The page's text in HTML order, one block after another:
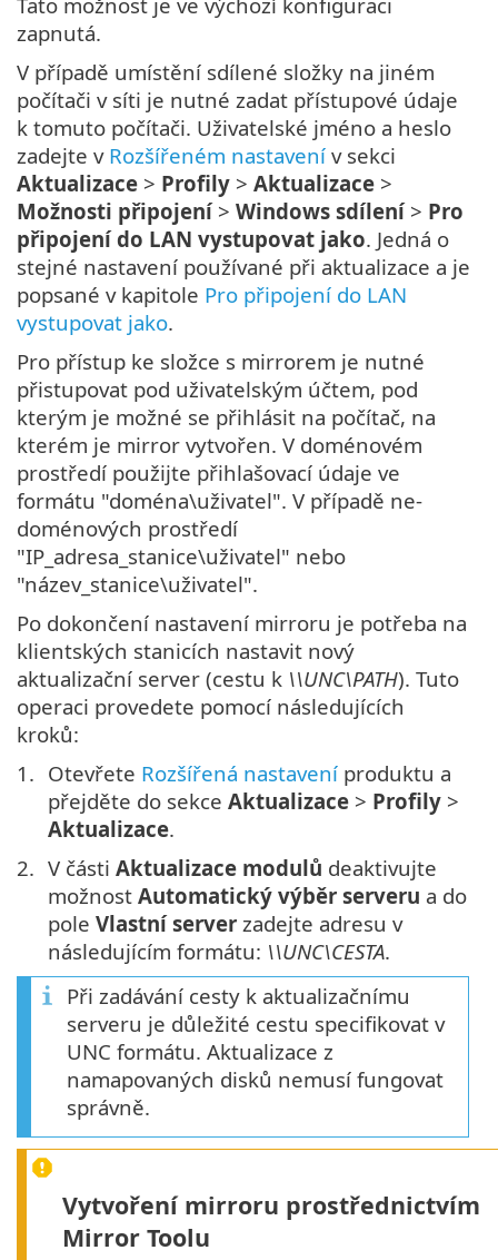
zapnutá.
V případě umístění sdílené složky na jiném
počítači v síti je nutné zadat přístupové údaje
k tomuto počítači. Uživatelské jméno a heslo
zadejte v Rozšířeném nastavení v sekci
Aktualizace > Profily > Aktualizace >
Možnosti připojení> Windows sdílení> Pro
připojení do LAN vystupovat jako. Jedná o
stejné nastavení používané při aktualizace a je
popsané v kapitole Pro připojení do LAN
vystupovat jako.
Pro přístup ke složce s mirrorem je nutné
přistupovat pod uživatelským účtem, pod
kterým je možné se přihlásit na počítač, na
kterém je mirror vytvořen. V doménovém
prostředí použijte přihlašovací údaje ve
formátu "doména\uživatel". V případě ne-
doménových prostředí
"IP_adresa_stanice\uživatel" nebo
"název_stanice\uživatel".
Po dokončení nastavení mirroru je potřeba na
klientských stanicích nastavit nový
aktualizační server (cestu k \\UNC\PATH). Tuto
operaci provedete pomocí následujících
kroků:
Otevřete Rozšířená nastavení produktu a
přejděte do sekce Aktualizace > Profily >
Aktualizace.
V části Aktualizace modulů deaktivujte
možnost Automatický výběr serveru a do
pole Vlastní server zadejte adresu v
následujícím formátu: \\UNC\CESTA.
Při zadávání cesty k aktualizačnímu
serveru je důležité cestu specifikovat v
UNC formátu. Aktualizace z
namapovaných disků nemusí fungovat
správně.
Vytvoření mirroru prostřednictvím
Mirror Toolu